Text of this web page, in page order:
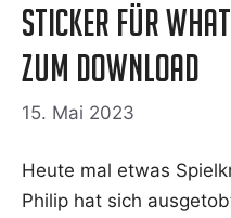
Sticker für
zum Download
15. Mai 2023
Heu­te mal etwas
Phil­ip hat sich